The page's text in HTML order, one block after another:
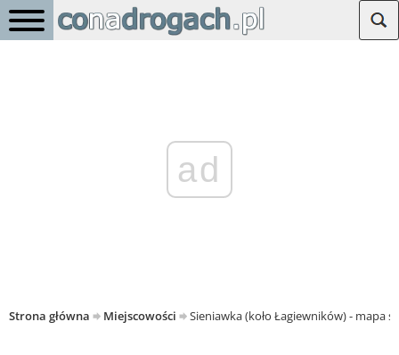
ad
Strona główna Miejscowości Sieniawka (koło Łagiewników) - mapa